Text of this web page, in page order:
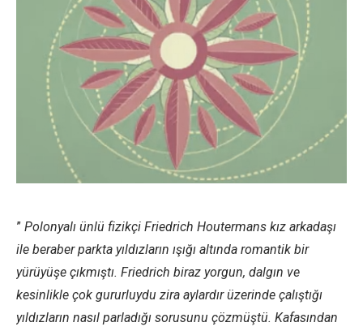
” Polonyalı ünlü fizikçi Friedrich Houtermans kız arkadaşı
ile beraber parkta yıldızların ışığı altında romantik bir
yürüyüşe çıkmıştı. Friedrich biraz yorgun, dalgın ve
kesinlikle çok gururluydu zira aylardır üzerinde çalıştığı
yıldızların nasıl parladığı sorusunu çözmüştü. Kafasından